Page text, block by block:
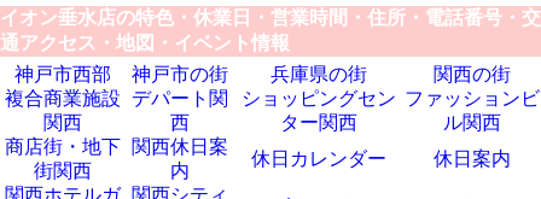
イオン垂水店の特色・休業日・営業時間・住所・電話番号・交
通アクセス・地図・イベント情報
神戸市西部
神戸市の街 兵庫県の街
関西の街
複合商業施設
関西
デパート関
西
ショッピングセン
ター関西
ファッションビ
ル関西
商店街・地下
街関西
関西休日案
内
休日カレンダー
休日案内
関西ホテルガ
関西シティ